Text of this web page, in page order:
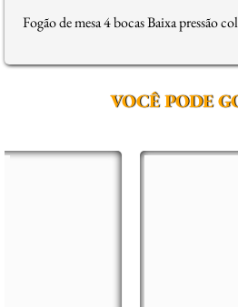
Fogão de mesa 4 bocas Baixa pressão
VOCÊ PODE